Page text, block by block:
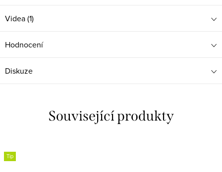
Videa (1)
Hodnocení
Diskuze
Související produkty
Tip